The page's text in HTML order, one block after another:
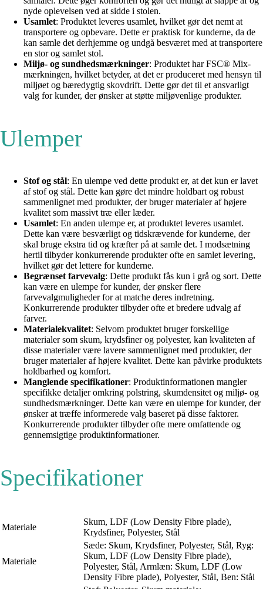
nyde oplevelsen ved at sidde i stolen.
Usamlet: Produktet leveres usamlet, hvilket gør det nemt at
transportere og opbevare. Dette er praktisk for kunderne, da de
kan samle det derhjemme og undgå besværet med at transportere
en stor og samlet stol.
Miljø- og sundhedsmærkninger: Produktet har FSC® Mix-
mærkningen, hvilket betyder, at det er produceret med hensyn til
miljøet og bæredygtig skovdrift. Dette gør det til et ansvarligt
valg for kunder, der ønsker at støtte miljøvenlige produkter.
Ulemper
Stof og stål: En ulempe ved dette produkt er, at det kun er lavet
af stof og stål. Dette kan gøre det mindre holdbart og robust
sammenlignet med produkter, der bruger materialer af højere
kvalitet som massivt træ eller læder.
Usamlet: En anden ulempe er, at produktet leveres usamlet.
Dette kan være besværligt og tidskrævende for kunderne, der
skal bruge ekstra tid og kræfter på at samle det. I modsætning
hertil tilbyder konkurrerende produkter ofte en samlet levering,
hvilket gør det lettere for kunderne.
Begrænset farvevalg: Dette produkt fås kun i grå og sort. Dette
kan være en ulempe for kunder, der ønsker flere
farvevalgmuligheder for at matche deres indretning.
Konkurrerende produkter tilbyder ofte et bredere udvalg af
farver.
Materialekvalitet: Selvom produktet bruger forskellige
materialer som skum, krydsfiner og polyester, kan kvaliteten af
disse materialer være lavere sammenlignet med produkter, der
bruger materialer af højere kvalitet. Dette kan påvirke produktets
holdbarhed og komfort.
Manglende specifikationer: Produktinformationen mangler
specifikke detaljer omkring polstring, skumdensitet og miljø- og
sundhedsmærkninger. Dette kan være en ulempe for kunder, der
ønsker at træffe informerede valg baseret på disse faktorer.
Konkurrerende produkter tilbyder ofte mere omfattende og
gennemsigtige produktinformationer.
Specifikationer
Materiale
Skum, LDF (Low Density Fibre plade),
Krydsfiner, Polyester, Stål
Materiale
Sæde: Skum, Krydsfiner, Polyester, Stål, Ryg:
Skum, LDF (Low Density Fibre plade),
Polyester, Stål, Armlæn: Skum, LDF (Low
Density Fibre plade), Polyester, Stål, Ben: Stål